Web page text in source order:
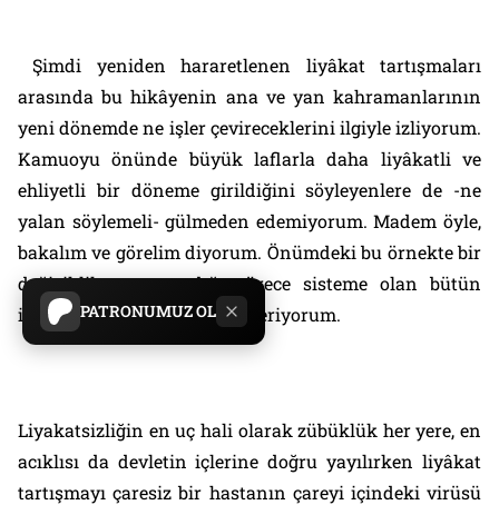
PATRONUMUZ OL
Şimdi yeniden hararetlenen liyâkat tartışmaları
arasında bu hikâyenin ana ve yan kahramanlarının
yeni dönemde ne işler çevireceklerini ilgiyle izliyorum.
Kamuoyu önünde büyük laflarla daha liyâkatli ve
ehliyetli bir döneme girildiğini söyleyenlere de -ne
yalan söylemeli- gülmeden edemiyorum. Madem öyle,
bakalım ve görelim diyorum. Önümdeki bu örnekte bir
değişiklik yaşanmadığı sürece sisteme olan bütün
inancımızı askıya almayı öneriyorum.
Liyakatsizliğin en uç hali olarak zübüklük her yere, en
acıklısı da devletin içlerine doğru yayılırken liyâkat
tartışmayı çaresiz bir hastanın çareyi içindeki virüsü